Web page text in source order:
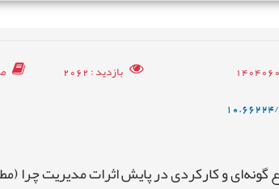
بازدید: 2062
و کارکردی در پایش اثرات مدیریت چرا